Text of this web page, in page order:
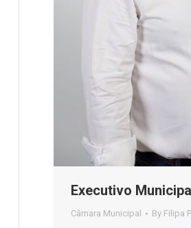
Executivo
Câmara Municipal By Filipa